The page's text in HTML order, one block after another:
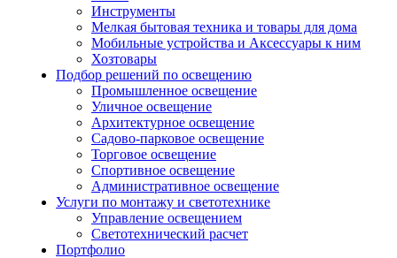
Инструменты
Мелкая бытовая техника и товары для дома
Мобильные устройства и Аксессуары к ним
Хозтовары
Подбор решений по освещению
Промышленное освещение
Уличное освещение
Архитектурное освещение
Садово-парковое освещение
Торговое освещение
Спортивное освещение
Административное освещение
Услуги по монтажу и светотехнике
Управление освещением
Светотехнический расчет
Портфолио